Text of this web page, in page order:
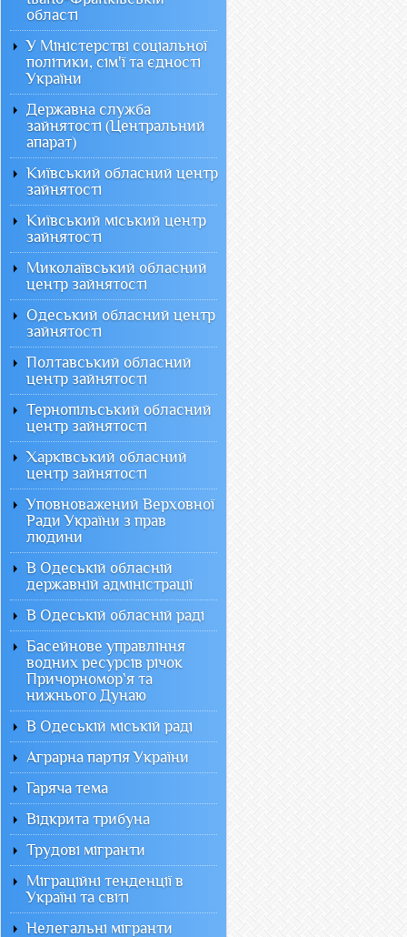
області
У Міністерстві соціальної
політики, сім'ї та єдності
України
Державна служба
зайнятості (Центральний
апарат)
Київський обласний центр
зайнятості
Київський міський центр
зайнятості
Миколаївський обласний
центр зайнятості
Одеський обласний центр
зайнятості
Полтавський обласний
центр зайнятості
Тернопільський обласний
центр зайнятості
Харківський обласний
центр зайнятості
Уповноважений Верховної
Ради України з прав
людини
В Одеській обласній
державній адміністрації
В Одеській обласній раді
Басейнове управління
водних ресурсів річок
Причорномор`я та
нижнього Дунаю
В Одеській міській раді
Аграрна партія України
Гаряча тема
Відкрита трибуна
Трудові мігранти
Міграційні тенденції в
Україні та світі
Нелегальні мігранти